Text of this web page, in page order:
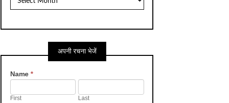
अपनी रचना भेजें
Contact
Us
Name *
First Last